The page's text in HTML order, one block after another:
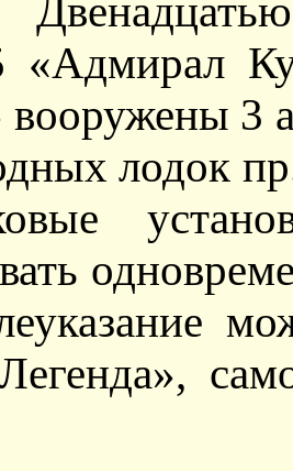
«Адмирал
вооружены 3
лодок